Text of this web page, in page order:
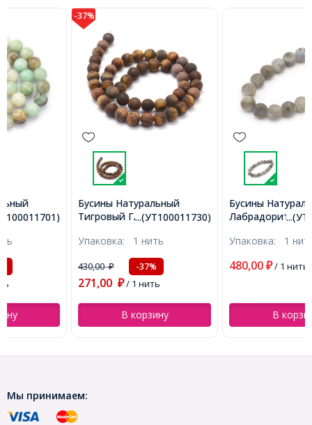
...(УТ100011730)
Бусины Натуральный
Тигровый Глаз Круглые
1мм, около 43шт/36см/
1 нить
-37%
/ 1 нить
...(УТ100022703)
Бусины Натуральный
Лабрадорит Круглые,
1мм, около 19шт/18см/
1 нить
/ 1 нить
Мы принимаем: